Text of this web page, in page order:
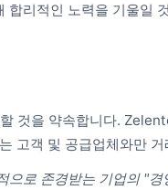
리적인 노력을 기울일
것을 약속합니다.
고객 및 공급업체와만 거
으로 존경받는 기업의 "경